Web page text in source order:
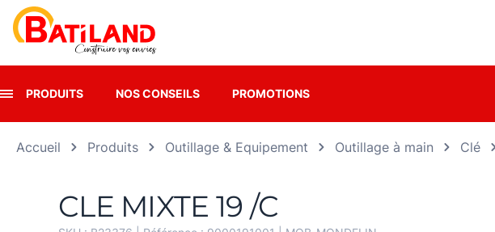
PRODUITS NOS CONSEILS PROMOTIONS
Accueil Produits Outillage & Equipement Outillage à main Clé
CLE MIXTE 19 /C
Panneau de gestion des cookies